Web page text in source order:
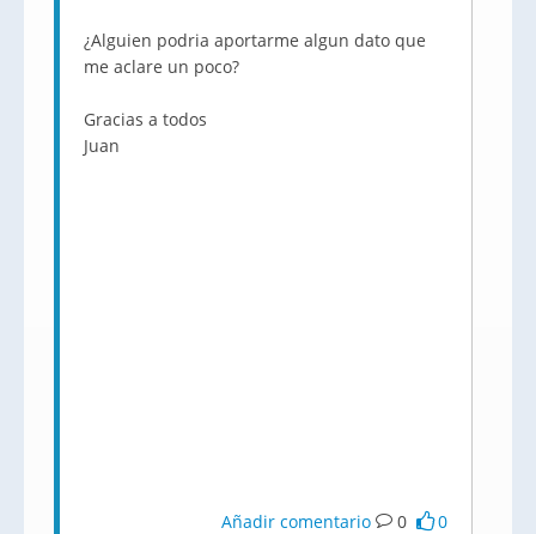
¿Alguien podria aportarme algun dato que
me aclare un poco?
Gracias a todos
Juan
Añadir comentario 0 0